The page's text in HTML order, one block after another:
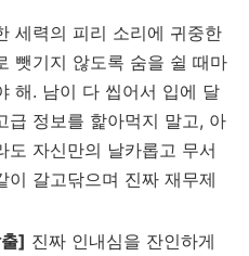
세력의 피리 소리에 귀중한
뺏기지 않도록 숨을 쉴 때마
해. 남이 다 씹어서 입에 달
급 정보를 핥아먹지 말고, 아
도 자신만의 날카롭고 무서
이 갈고닦으며 진짜 재무제
] 진짜 인내심을 잔인하게